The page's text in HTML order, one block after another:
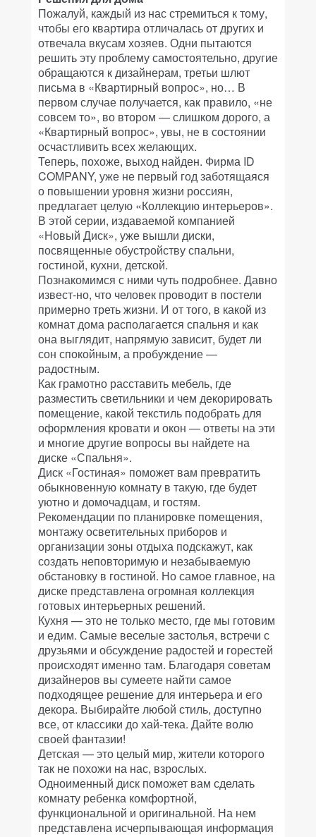
Пожалуй, каждый из нас стремиться к тому,
чтобы его квартира отличалась от других и
отвечала вкусам хозяев. Одни пытаются
решить эту проблему самостоятельно, другие
обращаются к дизайнерам, третьи шлют
письма в «Квартирный вопрос», но… В
первом случае получается, как правило, «не
совсем то», во втором — слишком дорого, а
«Квартирный вопрос», увы, не в состоянии
осчастливить всех желающих.
Теперь, похоже, выход найден. Фирма ID
COMPANY, уже не первый год заботящаяся
о повышении уровня жизни россиян,
предлагает целую «Коллекцию интерьеров».
В этой серии, издаваемой компанией
«Новый Диск», уже вышли диски,
посвященные обустройству спальни,
гостиной, кухни, детской.
Познакомимся с ними чуть подробнее. Давно
извест-но, что человек проводит в постели
примерно треть жизни. И от того, в какой из
комнат дома располагается спальня и как
она выглядит, напрямую зависит, будет ли
сон спокойным, а пробуждение —
радостным.
Как грамотно расставить мебель, где
разместить светильники и чем декорировать
помещение, какой текстиль подобрать для
оформления кровати и окон — ответы на эти
и многие другие вопросы вы найдете на
диске «Спальня».
Диск «Гостиная» поможет вам превратить
обыкновенную комнату в такую, где будет
уютно и домочадцам, и гостям.
Рекомендации по планировке помещения,
монтажу осветительных приборов и
организации зоны отдыха подскажут, как
создать неповторимую и незабываемую
обстановку в гостиной. Но самое главное, на
диске представлена огромная коллекция
готовых интерьерных решений.
Кухня — это не только место, где мы готовим
и едим. Самые веселые застолья, встречи с
друзьями и обсуждение радостей и горестей
происходят именно там. Благодаря советам
дизайнеров вы сумеете найти самое
подходящее решение для интерьера и его
декора. Выбирайте любой стиль, доступно
все, от классики до хай-тека. Дайте волю
своей фантазии!
Детская — это целый мир, жители которого
так не похожи на нас, взрослых.
Одноименный диск поможет вам сделать
комнату ребенка комфортной,
функциональной и оригинальной. На нем
представлена исчерпывающая информация